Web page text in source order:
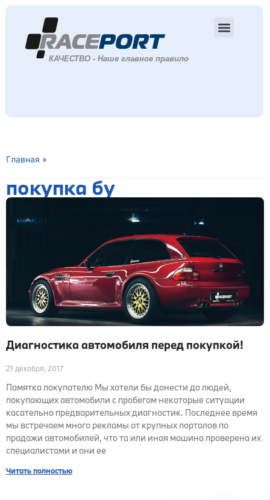
Главная »
покупка бу
Диагностика автомобиля перед покупкой!
21 декабря, 2017
Памятка покупателю Мы хотели бы донести до людей,
покупающих автомобили с пробегом некоторые ситуации
касательно предварительных диагностик. Последнее время
мы встречаем много рекламы от крупных порталов по
продажи автомобилей, что та или иная машина проверена их
специалистами и они ее
Читать полностью